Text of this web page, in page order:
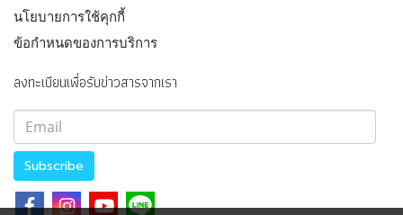
นโยบายการใช้คุกกี้
ข้อกำหนดของการบริการ
ลงทะเบียนเพื่อรับข่าวสารจากเรา
Subscribe